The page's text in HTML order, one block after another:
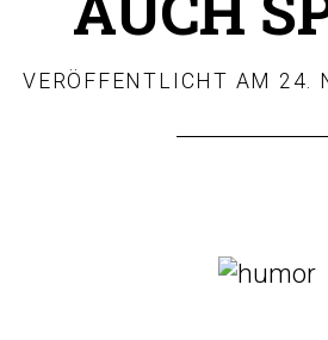
VERÖFFENTLICHT AM 24.